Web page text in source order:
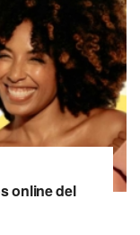
online del